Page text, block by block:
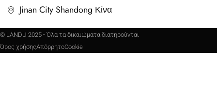
Jinan City Shandong Κίνα
© LANDU 2025 - Όλα τα δικαιώματα διατηρούνται
Όρος χρήσηςΑπόρρητοCookie